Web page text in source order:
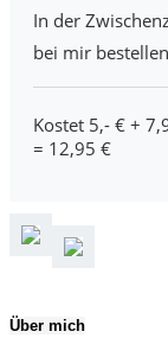
In der
bei mir
Kostet 5,- € +
= 12,95 €
Über mich